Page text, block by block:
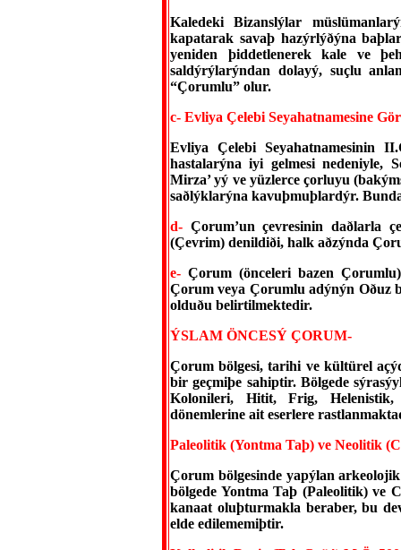
Kaledeki Bizanslýlar
kapatarak savaþ hazýrlýðýna
yeniden þiddetlenerek kale ve
saldýrýlarýndan dolayý, suçlu
“Çorumlu” olur.
c- Evliya Çelebi Seyahatnamesine
Evliya Çelebi Seyahatnamesinin
hastalarýna iyi gelmesi nedeniyle,
Mirza’ yý ve yüzlerce çorluyu
saðlýklarýna kavuþmuþlardýr.
d- Çorum’un çevresinin daðlarla
(Çevrim) denildiði, halk aðzýnda
e- Çorum (önceleri bazen
Çorum veya Çorumlu adýnýn Oðuz
olduðu belirtilmektedir.
ÝSLAM ÖNCESÝ ÇORUM-
Çorum bölgesi, tarihi ve kültürel
bir geçmiþe sahiptir. Bölgede
Kolonileri, Hitit, Frig,
dönemlerine ait eserlere
Paleolitik (Yontma Taþ) ve Neolitik
Çorum bölgesinde yapýlan
bölgede Yontma Taþ (Paleolitik) ve
kanaat oluþturmakla beraber, bu
elde edilememiþtir.